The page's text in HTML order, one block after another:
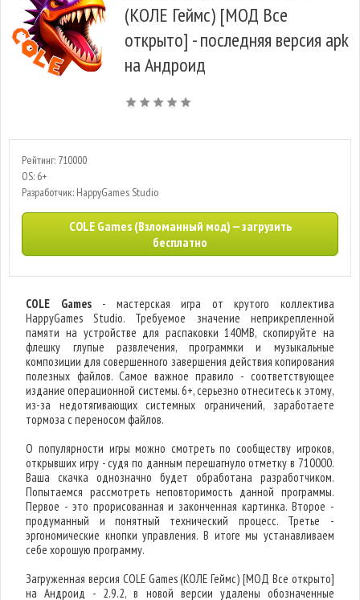
(КОЛЕ Геймс) [МОД Все
открыто] - последняя версия apk
на Андроид
Рейтинг: 710000
OS: 6+
Разработчик: HappyGames Studio
COLE Games (Взломанный мод) — загрузить
бесплатно
COLE Games- мастерская игра от крутого коллектива
HappyGames Studio. Требуемое значение неприкрепленной
памяти на устройстве для распаковки 140MB, скопируйте на
флешку глупые развлечения, программки и музыкальные
композиции для совершенного завершения действия копирования
полезных файлов. Самое важное правило - соответствующее
издание операционной системы. 6+, серьезно отнеситесь к этому,
из-за недотягивающих системных ограничений, заработаете
тормоза с переносом файлов.
О популярности игры можно смотреть по сообществу игроков,
открывших игру - судя по данным перешагнуло отметку в 710000.
Ваша скачка однозначно будет обработана разработчиком.
Попытаемся рассмотреть неповторимость данной программы.
Первое - это прорисованная и законченная картинка. Второе -
продуманный и понятный технический процесс. Третье -
эргономические кнопки управления. В итоге мы устанавливаем
себе хорошую программу.
Загруженная версия COLE Games (КОЛЕ Геймс) [МОД Все открыто]
на Андроид - 2.9.2, в новой версии удалены обозначенные